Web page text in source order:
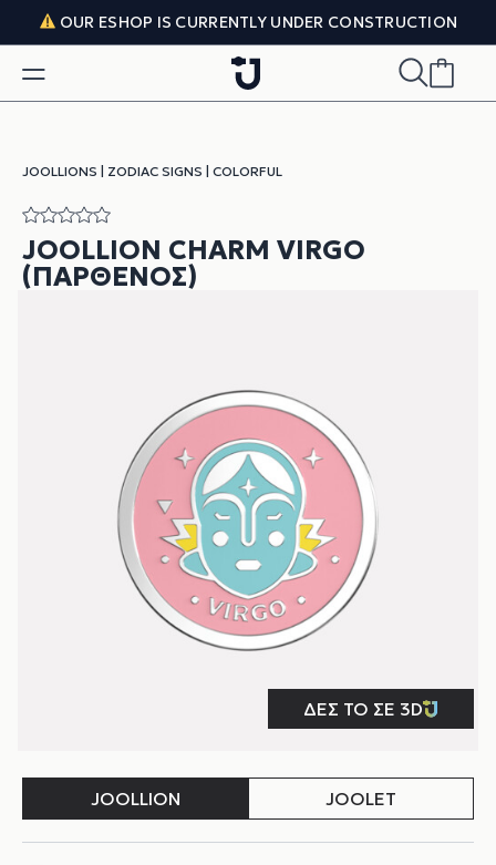
Skip to content
OUR ESHOP IS CURRENTLY UNDER CONSTRUCTION
JOOLLIONS ZODIAC SIGNS COLORFUL
JOOLLION CHARM VIRGO
(ΠΑΡΘΈΝΟΣ)